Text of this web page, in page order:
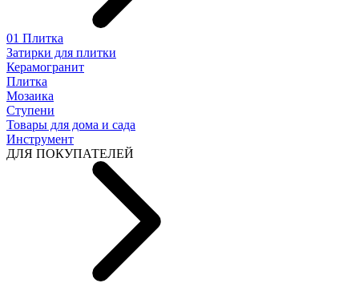
01 Плитка
Затирки для плитки
Керамогранит
Плитка
Мозаика
Ступени
Товары для дома и сада
Инструмент
ДЛЯ ПОКУПАТЕЛЕЙ